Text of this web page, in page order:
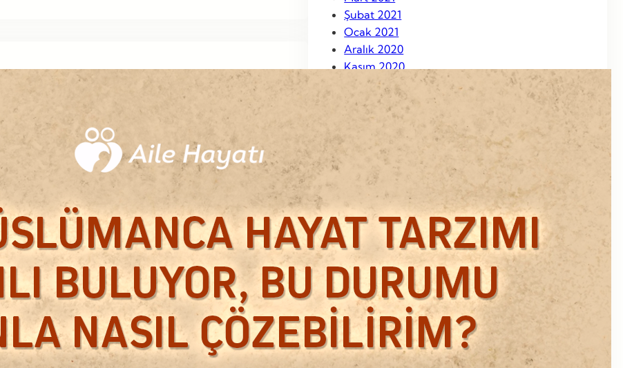
Şubat 2021
Ocak 2021
Aralık 2020
Kasım 2020
Ekim 2020
Eylül 2020
Ağustos 2020
Ağustos 2019
Ekim 2018
Eylül 2018
Mart 2018
Şubat 2018
Ocak 2018
Aralık 2017
Kasım 2017
Ekim 2017
Eylül 2017
Ağustos 2017
Temmuz 2017
Haziran 2017
Mayıs 2017